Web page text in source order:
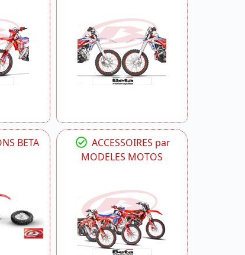
BETA
ACCESSOIRES par
MODELES MOTOS